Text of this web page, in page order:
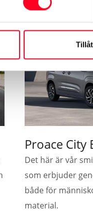
elektrisk
Proace City
Det här är vår
som erbjuder
både för
material.